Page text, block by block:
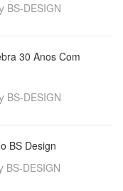
BS-DESIGN
30 Anos Com
BS-DESIGN
BS Design
BS-DESIGN